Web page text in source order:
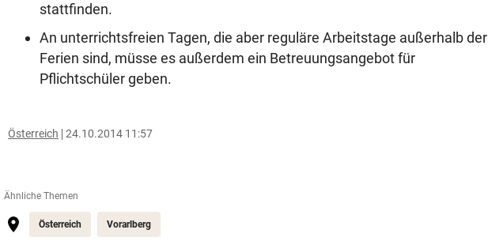
stattfinden.
An unterrichtsfreien Tagen, die aber reguläre Arbeitstage außerhalb der
Ferien sind, müsse es außerdem ein Betreuungsangebot für
Pflichtschüler geben.
Österreich 24.10.2014 11:57
Ähnliche Themen
Österreich Vorarlberg